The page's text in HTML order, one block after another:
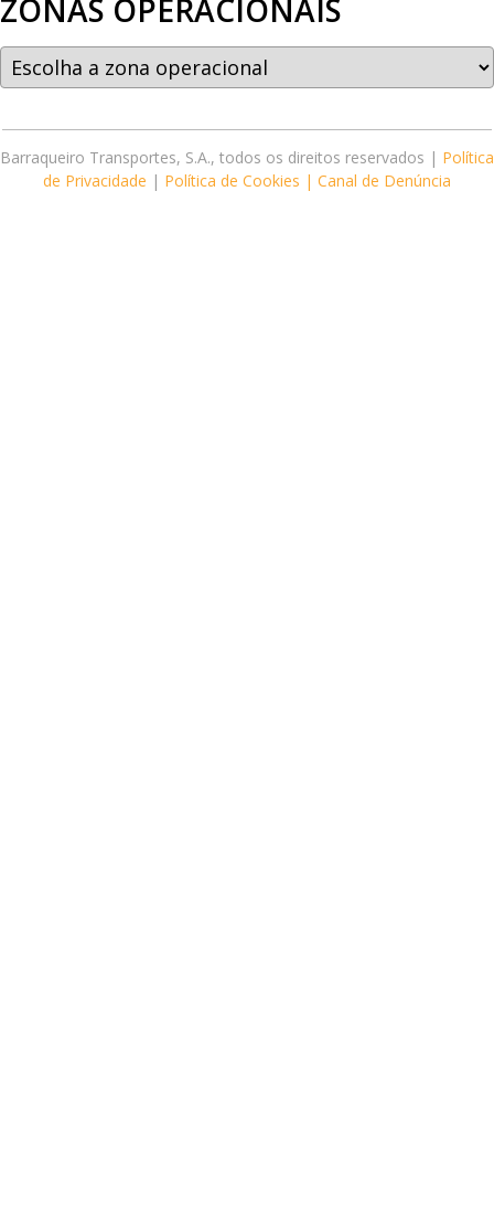
ZONAS OPERACIONAIS
Barraqueiro Transportes, S.A., todos os direitos reservados | Política
de Privacidade | Política de Cookies | Canal de Denúncia